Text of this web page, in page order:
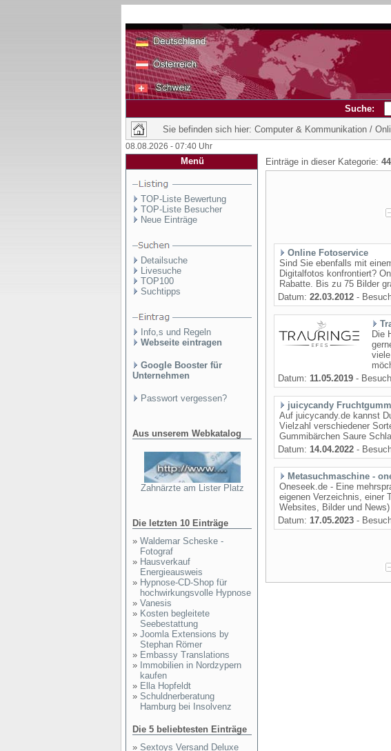
Suche:
Sie befinden sich hier: Computer & Kommunikation /
08.08.2026 - 07:40 Uhr
Menü
TOP-Liste Bewertung
TOP-Liste Besucher
Neue Einträge
Detailsuche
Livesuche
TOP100
Suchtipps
Info,s und Regeln
Webseite eintragen
Google Booster für
Unternehmen
Passwort vergessen?
Aus unserem Webkatalog
Zahnärzte am Lister Platz
Die letzten 10 Einträge
» Waldemar Scheske -
Fotograf
» Hausverkauf
Energieausweis
» Hypnose-CD-Shop für
hochwirkungsvolle Hypnose
» Vanesis
» Kosten begleitete
Seebestattung
» Joomla Extensions by
Stephan Römer
» Embassy Translations
» Immobilien in Nordzypern
kaufen
» Ella Hopfeldt
» Schuldnerberatung
Hamburg bei Insolvenz
Die 5 beliebtesten Einträge
» Sextoys Versand Deluxe
Einträge in dieser Kategorie: 44
Online Fotoservice
Sind Sie ebenfalls mit
Digitalfotos konfrontiert?
Rabatte. Bis zu 75 Bilder
Datum: 22.03.2012 -
Die
Datum: 11.05.2019 -
juicycandy
Auf juicycandy.de kannst
Vielzahl verschiedener
Gummibärchen Saure
Datum: 14.04.2022 -
Metasuchmaschine -
Oneseek.de - Eine
eigenen Verzeichnis, einer
Websites, Bilder und
Datum: 17.05.2023 -